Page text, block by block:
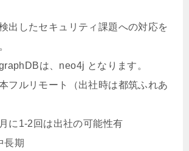
ュリティ課題への対応を
、neo4j となります。
フルリモート（出社時は都筑ふれあ
は出社の可能性有
長期